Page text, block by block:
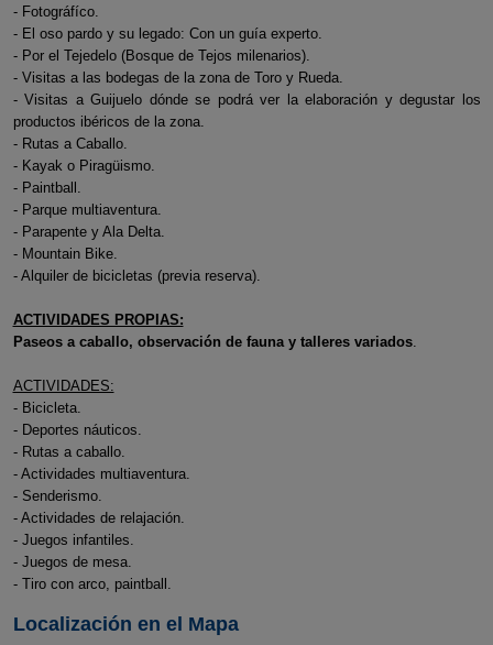
- Fotográfíco.
- El oso pardo y su legado: Con un guía experto.
- Por el Tejedelo (Bosque de Tejos milenarios).
- Visitas a las bodegas de la zona de Toro y Rueda.
- Visitas a Guijuelo dónde se podrá ver la elaboración y degustar los
productos ibéricos de la zona.
- Rutas a Caballo.
- Kayak o Piragüismo.
- Paintball.
- Parque multiaventura.
- Parapente y Ala Delta.
- Mountain Bike.
- Alquiler de bicicletas (previa reserva).
ACTIVIDADES PROPIAS:
Paseos a caballo, observación de fauna y talleres variados.
ACTIVIDADES:
- Bicicleta.
- Deportes náuticos.
- Rutas a caballo.
- Actividades multiaventura.
- Senderismo.
- Actividades de relajación.
- Juegos infantiles.
- Juegos de mesa.
- Tiro con arco, paintball.
Localización en el Mapa